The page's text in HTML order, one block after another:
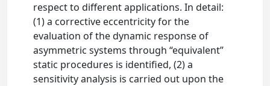
respect to different applications. In detail:
(1) a corrective eccentricity for the
evaluation of the dynamic response of
asymmetric systems through “equivalent”
static procedures is identified, (2) a
sensitivity analysis is carried out upon the